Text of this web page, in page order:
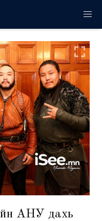
АНУ дахь